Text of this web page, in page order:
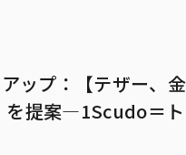
ップ：【テザー、
を提案—1Scudo＝